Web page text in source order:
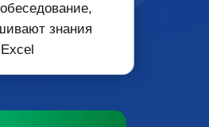
,
знания
Excel